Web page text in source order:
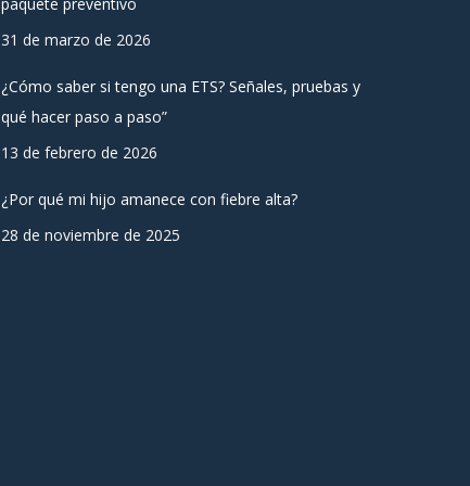
31 de marzo de 2026
¿Cómo saber si tengo una ETS? Señales, pruebas y
qué hacer paso a paso”
13 de febrero de 2026
¿Por qué mi hijo amanece con fiebre alta?
28 de noviembre de 2025